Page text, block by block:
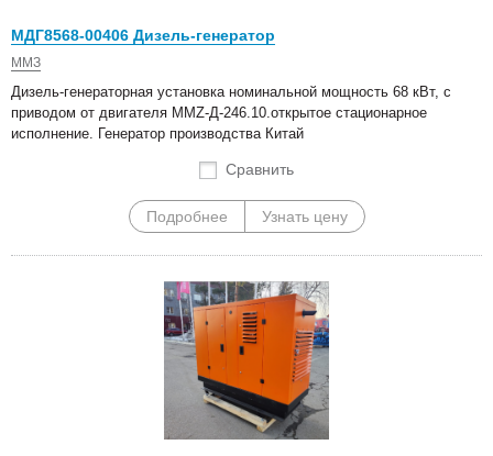
МДГ8568-00406 Дизель-генератор
ММЗ
Дизель-генераторная установка номинальной мощность 68 кВт, с
приводом от двигателя MMZ-Д-246.10.открытое стационарное
исполнение. Генератор производства Китай
Сравнить
Подробнее Узнать цену